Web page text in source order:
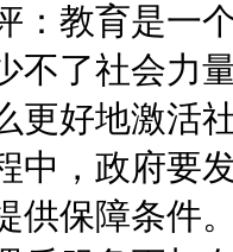
教育是一个
不了社会力
更好地激活
中，政府要
供保障条件